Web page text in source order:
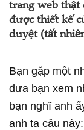
trang web thật
được thiết kế
duyệt (tất
Bạn gặp một
đưa bạn xem
bạn nghĩ anh
anh ta câu này: